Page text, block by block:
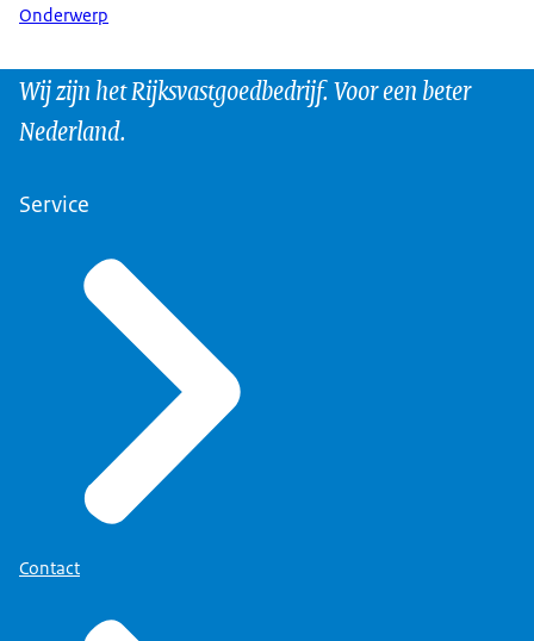
Onderwerp
Wij zijn het Rijksvastgoedbedrijf. Voor een beter
Nederland.
Service
Contact